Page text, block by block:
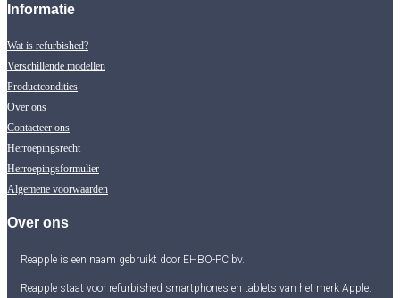
Informatie
Wat is refurbished?
Verschillende modellen
Productcondities
Over ons
Contacteer ons
Herroepingsrecht
Herroepingsformulier
Algemene voorwaarden
Over ons
Reapple is een naam gebruikt door EHBO-PC bv.
Reapple staat voor refurbished smartphones en tablets van het merk Apple.